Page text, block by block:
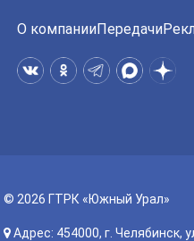
О компанииПередачи
© 2026 ГТРК «Южный Урал»
Адрес: 454000, г. Челябинск,